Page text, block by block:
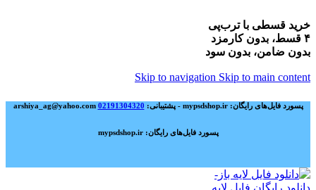
خرید قسطی با ترب‌پی
۴ قسط، بدون کارمزد
بدون ضامن، بدون سود
Skip to navigation Skip to main content
پسورد فایل‌های رایگان: mypsdshop.ir - پشتیبانی: arshiya_ag@yahoo.com 02191304320
پسورد فایل‌های رایگان: mypsdshop.ir